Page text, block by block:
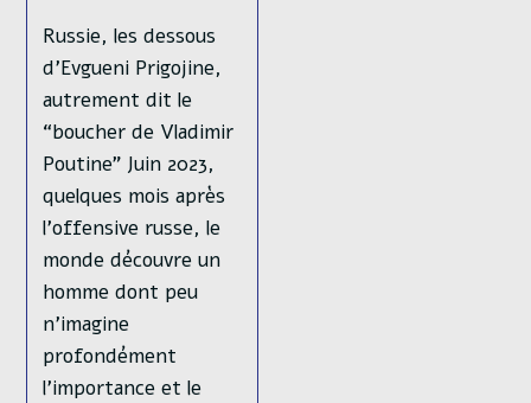
Russie, les dessous
d’Evgueni Prigojine,
autrement dit le
“boucher de Vladimir
Poutine” Juin 2023,
quelques mois après
l’offensive russe, le
monde découvre un
homme dont peu
n’imagine
profondément
l'importance et le